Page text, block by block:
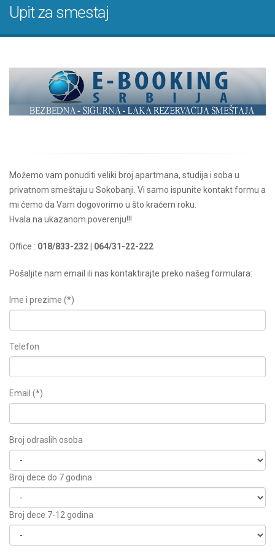
Upit za smestaj
Možemo vam ponuditi veliki broj apartmana, studija i soba u
privatnom smeštaju u Sokobanji. Vi samo ispunite kontakt formu a
mi ćemo da Vam dogovorimo u što kraćem roku.
Hvala na ukazanom poverenju!!!
Office : 018/833-232 | 064/31-22-222
Pošaljite nam email ili nas kontaktirajte preko našeg formulara:
Ime i prezime (*)
Telefon
Email (*)
Broj odraslih osoba
Broj dece do 7 godina
Broj dece 7-12 godina